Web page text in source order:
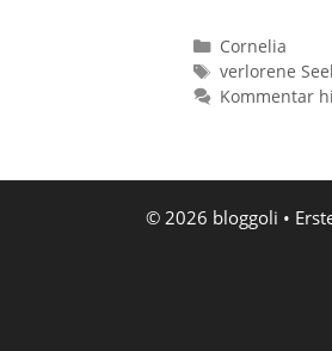
Kategorien
Cornelia
Schlagwörter
verlorene
Kommentar
© 2026 bloggoli •